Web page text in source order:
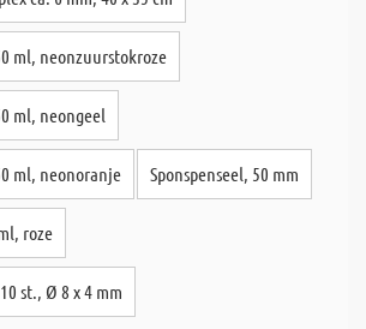
ml, neonzuurstokroze
ml, neongeel
ml, neonoranje Sponspenseel, 50 mm
roze
st., Ø 8 x 4 mm